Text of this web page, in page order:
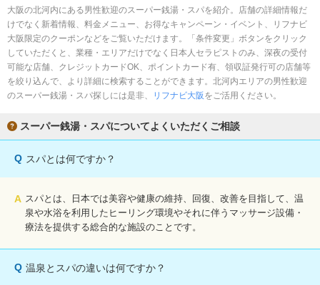
こだわり条件を変更
閉じる
大阪の北河内にある男性歓迎のスーパー銭湯・スパを紹介。店舗の詳細情報だ
けでなく新着情報、料金メニュー、お得なキャンペーン・イベント、リフナビ
大阪限定のクーポンなどをご覧いただけます。「条件変更」ボタンをクリック
していただくと、業種・エリアだけでなく日本人セラピストのみ、深夜の受付
可能な店舗、クレジットカードOK、ポイントカード有、領収証発行可の店舗等
を絞り込んで、より詳細に検索することができます。北河内エリアの男性歓迎
のスーパー銭湯・スパ探しには是非、
リフナビ大阪 をご活用ください。
スーパー銭湯・スパについてよくいただくご相談
Q スパとは何ですか？
A スパとは、日本では美容や健康の維持、回復、改善を目指して、温
泉や水浴を利用したヒーリング環境やそれに伴うマッサージ設備・
療法を提供する総合的な施設のことです。
Q 温泉とスパの違いは何ですか？